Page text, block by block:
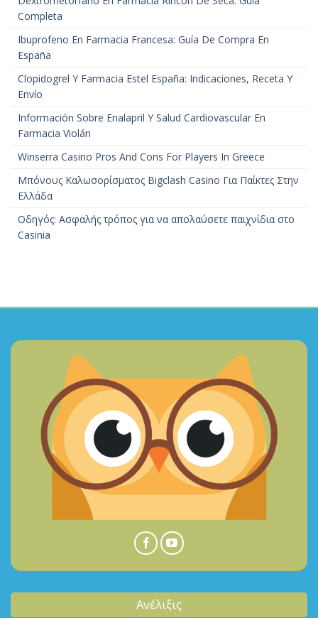
Completa
Ibuprofeno En Farmacia Francesa: Guía De Compra En
España
Clopidogrel Y Farmacia Estel España: Indicaciones, Receta Y
Envío
Información Sobre Enalapril Y Salud Cardiovascular En
Farmacia Violán
Winserra Casino Pros And Cons For Players In Greece
Μπόνους Καλωσορίσματος Bigclash Casino Για Παίκτες Στην
Ελλάδα
Οδηγός: Ασφαλής τρόπος για να απολαύσετε παιχνίδια στο
Casinia
Ανέλιξις